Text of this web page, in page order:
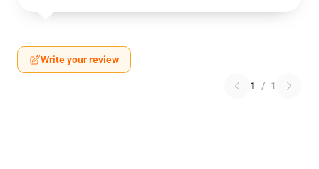
Write your review
1 / 1